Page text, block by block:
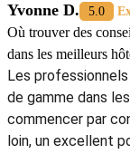
MICE‎ Laos
contribuent à créer‎
pour l’ensemble des
En savoir plus :
-Agences Voyage
- Guide de voyage
- Circuit Laos 15
-Circuits Laos